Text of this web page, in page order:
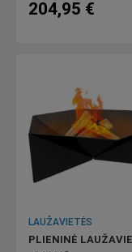
204,95 €
LAUŽAVIETĖS
PLIENINĖ